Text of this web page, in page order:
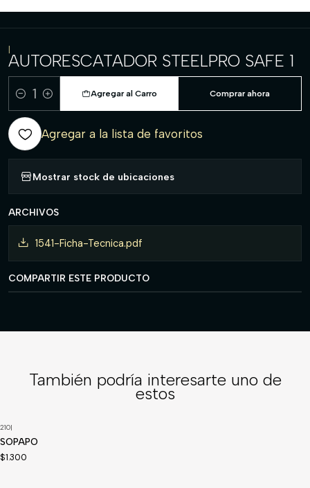
|
AUTORESCATADOR STEELPRO SAFE 1
Cantidad
Agregar al Carro Comprar ahora
Agregar a la lista de favoritos
Mostrar stock de ubicaciones
ARCHIVOS
1541-Ficha-Tecnica.pdf
COMPARTIR ESTE PRODUCTO
También podría interesarte uno de
estos
210|
SOPAPO
$1.300